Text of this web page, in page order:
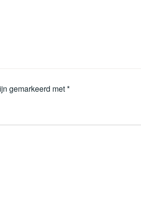
gemarkeerd met*